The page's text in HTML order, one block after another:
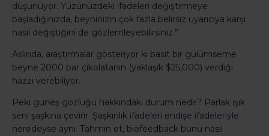
düşünüyor. Yüzünüzdeki ifadeleri değiştirmeye
başladığınızda, beyninizin çok fazla belirsiz uyarıcıya karşı
nasıl değiştiğini de gözlemleyebilirsiniz.”
Aslında, araştırmalar gösteriyor ki basit bir gülümseme
beyne 2000 bar çikolatanın (yaklaşık $25,000) verdiği
hazzı verebiliyor.
Peki güneş gözlüğü hakkındaki durum nedir? Parlak ışık
seni şaşkına çevirir. Şaşkınlık ifadeleri endişe ifadeleriyle
neredeyse aynı. Tahmin et, biofeedback bunu nasıl